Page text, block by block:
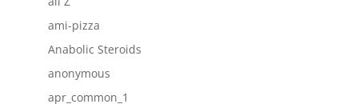
ami-pizza
Anabolic Steroids
anonymous
apr_common_1